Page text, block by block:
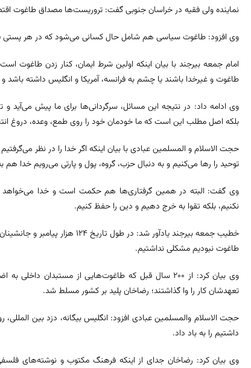
نماینده ولی فقیه در خراسان جنوبی گفت: تروریست‌ها مصداق طاغوت
وی افزود: طاغوت سیاسی هم شامل حال کسانی می‌شود که در هر پستی
امام جمعه بیرجند با بیان اینکه اولین شرط ایمان، کنار زدن
طاغوت و غیرخدا باشند یا چشم به فرانسه، آمریکا و انگلیس داشته باشد
وی ادامه داد: در نتیجه این مسائل، سرگردانی‌ها برای ما پیش
بلکه اصل مطلب این است که ما خودمان خود را روی طمع، وعده، دروغ
حجت الاسلام و المسلمین عبادی با بیان اینکه اگر خدا را در نظر
توحید را رها می‌کنیم و به دنبال حزب، گروه، پول و پارتی می‌رویم خدا هم
وی گفت: البته در همین گرفتاری‌ها هم حکمت است و خدا می‌خواهد
نکنیم، بلکه تقوا به خرج دهیم و دین را حفظ کنیم.
خطیب جمعه بیرجند یادآور شد: در
طاغوت نبودیم مشکلی نداشتیم.
وی بیان کرد: از ۲۰۰ سال قبل که طاغوت‌هایی از مستبدان
تعهدشان کار را وا گذاشتند؛ رضاخان پلید بر کشور مسلط شد.
حجت الاسلام والمسلمین عبادی افزود: انگلیس بیگانه، دزد بین
داشتیم را به باد داد.
وی بیان کرد: رضاخان جدای از اینکه فرهنگ مکتوب و نوشته‌های